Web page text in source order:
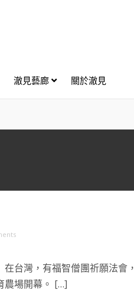
澈見藝廊 關於澈見
台灣，有福智僧團祈願法會
農場開幕。 […]